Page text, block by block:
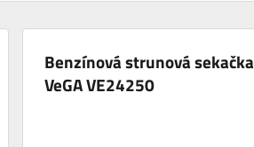
Benzínová strunová sekačka
VeGA VE24250